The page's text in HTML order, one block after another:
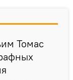
Томас